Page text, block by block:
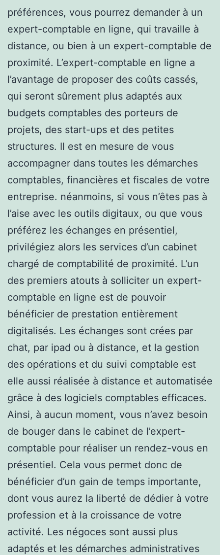
préférences, vous pourrez demander à un
expert-comptable en ligne, qui travaille à
distance, ou bien à un expert-comptable de
proximité. L’expert-comptable en ligne a
l’avantage de proposer des coûts cassés,
qui seront sûrement plus adaptés aux
budgets comptables des porteurs de
projets, des start-ups et des petites
structures. Il est en mesure de vous
accompagner dans toutes les démarches
comptables, financières et fiscales de votre
entreprise. néanmoins, si vous n’êtes pas à
l’aise avec les outils digitaux, ou que vous
préférez les échanges en présentiel,
privilégiez alors les services d’un cabinet
chargé de comptabilité de proximité. L’un
des premiers atouts à solliciter un expert-
comptable en ligne est de pouvoir
bénéficier de prestation entièrement
digitalisés. Les échanges sont crées par
chat, par ipad ou à distance, et la gestion
des opérations et du suivi comptable est
elle aussi réalisée à distance et automatisée
grâce à des logiciels comptables efficaces.
Ainsi, à aucun moment, vous n’avez besoin
de bouger dans le cabinet de l’expert-
comptable pour réaliser un rendez-vous en
présentiel. Cela vous permet donc de
bénéficier d’un gain de temps importante,
dont vous aurez la liberté de dédier à votre
profession et à la croissance de votre
activité. Les négoces sont aussi plus
adaptés et les démarches administratives